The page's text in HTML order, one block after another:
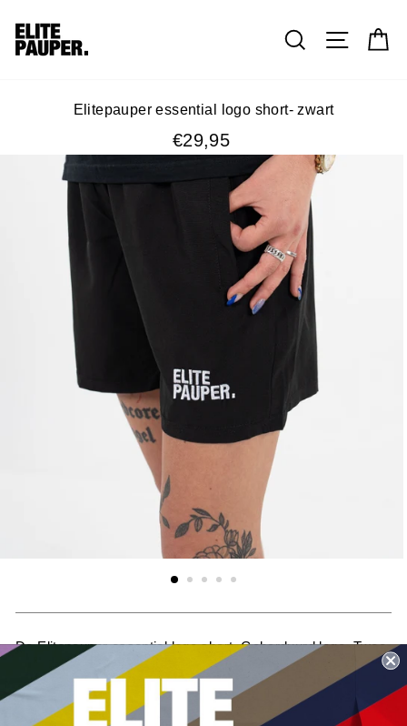
Zoek
Elitepauper essential logo short- zwart
Prijs
€29,95
De Elitepauper essential logo short. Geborduurd logo. Twee
zakken met ritsen. Lekker voor bij de slippers en 't bier!
Voor de mannen en de vrouwen, flaneren doen we allemaal.